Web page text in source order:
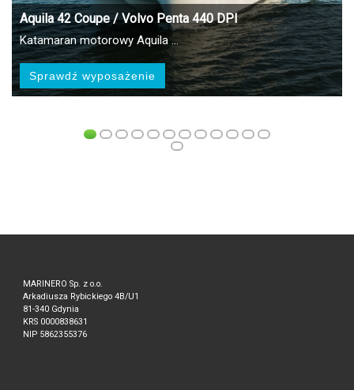
Aquila 42 Coupe / Volvo Penta 440 DPI
Katamaran motorowy Aquila …
Sprawdź wyposażenie
MARINERO Sp. z o.o.
Arkadiusza Rybickiego 4B/U1
81-340 Gdynia
KRS 0000838631
NIP 5862355376